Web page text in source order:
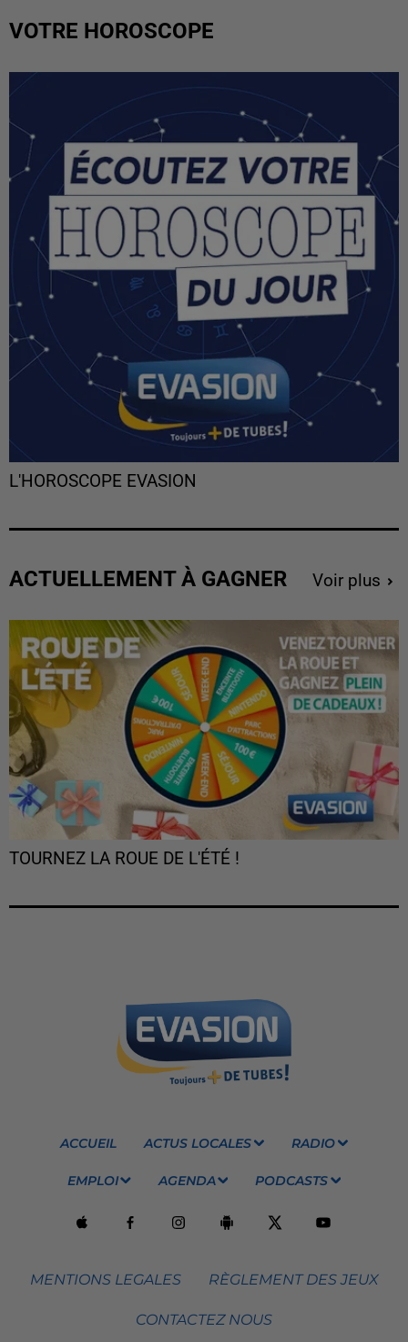
VOTRE HOROSCOPE
L'HOROSCOPE EVASION
ACTUELLEMENT À GAGNER Voir plus
TOURNEZ LA ROUE DE L'ÉTÉ !
ACCUEIL ACTUS LOCALES RADIO
EMPLOI AGENDA PODCASTS
MENTIONS LEGALES RÈGLEMENT DES JEUX
CONTACTEZ NOUS